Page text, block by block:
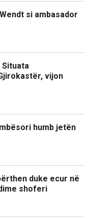
si ambasador
vijon
humb jetën
duke ecur në
shoferi